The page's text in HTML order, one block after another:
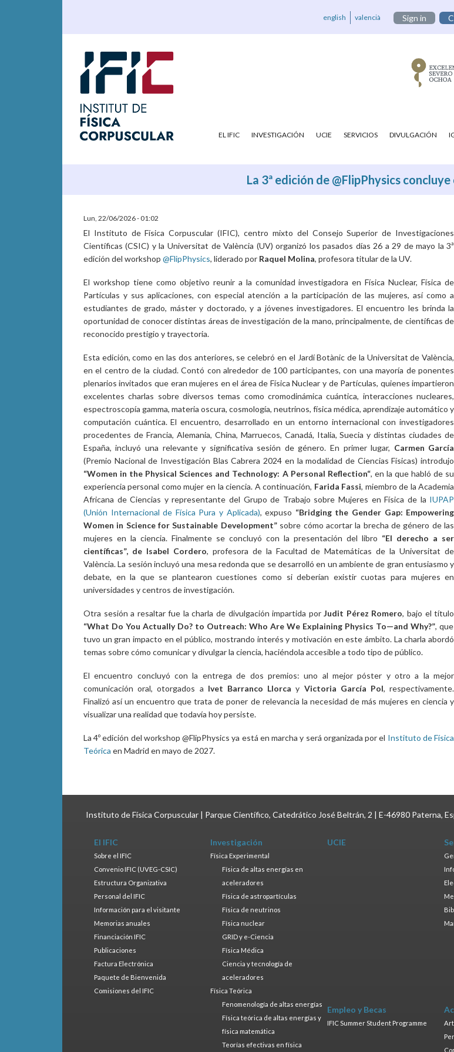
english valencià Sign in
EL IFIC INVESTIGACIÓN UCIE SERVICIOS DIVULGACIÓN
La 3ª edición de @FlipPhysics
Lun, 22/06/2026 - 01:02
El Instituto de Física Corpuscular (IFIC), centro mixto del Consejo Superior de Investigaciones
Científicas (CSIC) y la Universitat de València (UV) organizó los pasados días 26 a 29 de mayo la 3ª
edición del workshop @FlipPhysics, liderado por Raquel Molina, profesora titular de la UV.
El workshop tiene como objetivo reunir a la comunidad investigadora en Física Nuclear, Física de
Partículas y sus aplicaciones, con especial atención a la participación de las mujeres, así como a
estudiantes de grado, máster y doctorado, y a jóvenes investigadores. El encuentro les brinda la
oportunidad de conocer distintas áreas de investigación de la mano, principalmente, de científicas de
reconocido prestigio y trayectoria.
Esta edición, como en las dos anteriores, se celebró en el Jardí Botànic de la Universitat de València,
en el centro de la ciudad. Contó con alrededor de 100 participantes, con una mayoría de ponentes
plenarios invitados que eran mujeres en el área de Física Nuclear y de Partículas, quienes impartieron
excelentes charlas sobre diversos temas como cromodinámica cuántica, interacciones nucleares,
espectroscopía gamma, materia oscura, cosmología, neutrinos, física médica, aprendizaje automático y
computación cuántica. El encuentro, desarrollado en un entorno internacional con investigadores
procedentes de Francia, Alemania, China, Marruecos, Canadá, Italia, Suecia y distintas ciudades de
España, incluyó una relevante y significativa sesión de género. En primer lugar, Carmen García
(Premio Nacional de Investigación Blas Cabrera 2024 en la modalidad de Ciencias Físicas) introdujo
“Women in the Physical Sciences and Technology: A Personal Reflection“, en la que habló de su
experiencia personal como mujer en la ciencia. A continuación, Farida Fassi, miembro de la Academia
Africana de Ciencias y representante del Grupo de Trabajo sobre Mujeres en Física de la IUPAP
(Unión Internacional de Física Pura y Aplicada), expuso “Bridging the Gender Gap: Empowering
Women in Science for Sustainable Development”sobre cómo acortar la brecha de género de las
mujeres en la ciencia. Finalmente se concluyó con la presentación del libro “El derecho a ser
científicas”, de Isabel Cordero, profesora de la Facultad de Matemáticas de la Universitat de
València. La sesión incluyó una mesa redonda que se desarrolló en un ambiente de gran entusiasmo y
debate, en la que se plantearon cuestiones como si deberían existir cuotas para mujeres en
universidades y centros de investigación.
Otra sesión a resaltar fue la charla de divulgación impartida porJudit Pérez Romero, bajo el título
“What Do You Actually Do? to Outreach: Who Are We Explaining Physics To—and Why?”, que
tuvo un gran impacto en el público, mostrando interés y motivación en este ámbito. La charla abordó
temas sobre cómo comunicar y divulgar la ciencia, haciéndola accesible a todo tipo de público.
El encuentro concluyó con la entrega de dos premios: uno al mejor póster y otro a la mejor
comunicación oral, otorgados a Ivet Barranco Llorca y Victoria García Pol, respectivamente.
Finalizó así un encuentro que trata de poner de relevancia la necesidad de más mujeres en ciencia y
visualizar una realidad que todavía hoy persiste.
La 4º edición del workshop @FlipPhysics ya está en marcha y será organizada por el Instituto de Física
Teórica en Madrid en mayo de 2027.
Instituto de Física Corpuscular | Parque Científico, Catedrático José Beltrán, 2 | E-46980 Paterna,
El IFIC
Sobre el IFIC
Convenio IFIC (UVEG-CSIC)
Estructura Organizativa
Personal del IFIC
Información para el visitante
Memorias anuales
Financiación IFIC
Publicaciones
Factura Electrónica
Paquete de Bienvenida
Comisiones del IFIC
Investigación
Física Experimental
Física de altas energías en
aceleradores
Física de astropartículas
Física de neutrinos
Física nuclear
GRID y e-Ciencia
Física Médica
Ciencia y tecnología de
aceleradores
Física Teórica
Fenomenología de altas energías
Física teórica de altas energías y
física matemática
Teorías efectivas en física
UCIE
Empleo y Becas
IFIC Summer Student Programme